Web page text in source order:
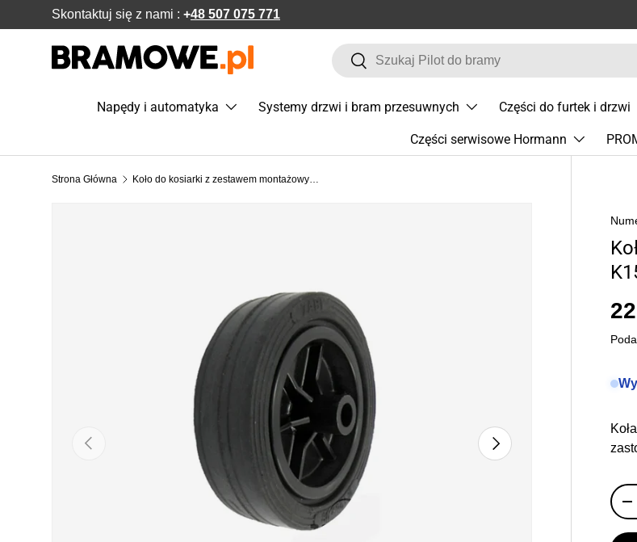
POMIŃ DO ZAWARTOŚCI
Skontaktuj się z nami : +48 507 075 771
SzukajSzukaj
Napędy i automatyka Systemy drzwi i bram przesuwnych Części do furtek i drzwi
Części serwisowe Hormann
Strona Główna Koło do kosiarki z zestawem montażowym fi 150 K150*M10
POPRZEDNI NASTĘPNY
Ilość